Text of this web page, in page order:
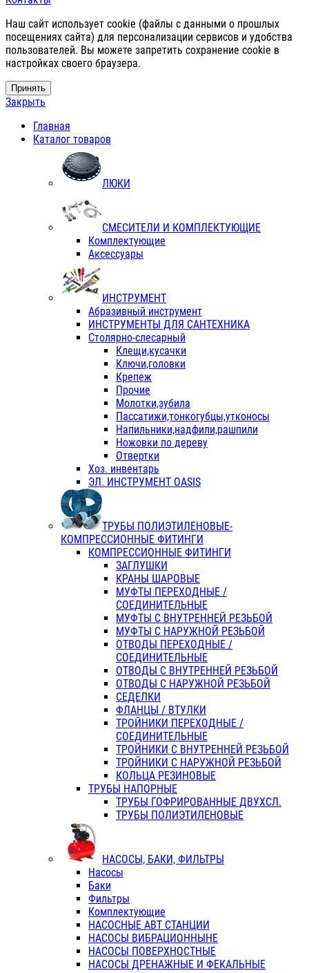
Наш сайт использует cookie (файлы с данными о прошлых
посещениях сайта) для персонализации сервисов и удобства
пользователей. Вы можете запретить сохранение cookie в
настройках своего браузера.
Принять
Закрыть
Главная
Каталог товаров
ЛЮКИ
СМЕСИТЕЛИ И КОМПЛЕКТУЮЩИЕ
Комплектующие
Аксессуары
ИНСТРУМЕНТ
Абразивный инструмент
ИНСТРУМЕНТЫ ДЛЯ САНТЕХНИКА
Столярно-слесарный
Клещи,кусачки
Ключи,головки
Крепеж
Прочие
Молотки,зубила
Пассатижи,тонкогубцы,утконосы
Напильники,надфили,рашпили
Ножовки по дереву
Отвертки
Хоз. инвентарь
ЭЛ. ИНСТРУМЕНТ OASIS
ТРУБЫ ПОЛИЭТИЛЕНОВЫЕ-
КОМПРЕССИОННЫЕ ФИТИНГИ
КОМПРЕССИОННЫЕ ФИТИНГИ
ЗАГЛУШКИ
КРАНЫ ШАРОВЫЕ
МУФТЫ ПЕРЕХОДНЫЕ /
СОЕДИНИТЕЛЬНЫЕ
МУФТЫ С ВНУТРЕННЕЙ РЕЗЬБОЙ
МУФТЫ С НАРУЖНОЙ РЕЗЬБОЙ
ОТВОДЫ ПЕРЕХОДНЫЕ /
СОЕДИНИТЕЛЬНЫЕ
ОТВОДЫ С ВНУТРЕННЕЙ РЕЗЬБОЙ
ОТВОДЫ С НАРУЖНОЙ РЕЗЬБОЙ
СЕДЕЛКИ
ФЛАНЦЫ / ВТУЛКИ
ТРОЙНИКИ ПЕРЕХОДНЫЕ /
СОЕДИНИТЕЛЬНЫЕ
ТРОЙНИКИ С ВНУТРЕННЕЙ РЕЗЬБОЙ
ТРОЙНИКИ С НАРУЖНОЙ РЕЗЬБОЙ
КОЛЬЦА РЕЗИНОВЫЕ
ТРУБЫ НАПОРНЫЕ
ТРУБЫ ГОФРИРОВАННЫЕ ДВУХСЛ.
ТРУБЫ ПОЛИЭТИЛЕНОВЫЕ
НАСОСЫ, БАКИ, ФИЛЬТРЫ
Насосы
Баки
Фильтры
Комплектующие
НАСОСНЫЕ АВТ СТАНЦИИ
НАСОСЫ ВИБРАЦИОННЫНЕ
НАСОСЫ ПОВЕРХНОСТНЫЕ
НАСОСЫ ДРЕНАЖНЫЕ И ФЕКАЛЬНЫЕ